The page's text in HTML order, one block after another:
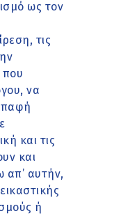
ως τον
τις
που
να
και τις
και
απ’ αυτήν,
ή